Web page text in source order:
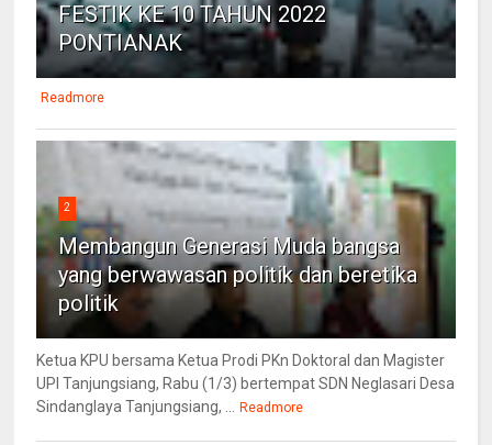
FESTIK KE 10 TAHUN 2022
PONTIANAK
Readmore
2
Membangun Generasi Muda bangsa
yang berwawasan politik dan beretika
politik
Ketua KPU bersama Ketua Prodi PKn Doktoral dan Magister
UPI Tanjungsiang, Rabu (1/3) bertempat SDN Neglasari Desa
Sindanglaya Tanjungsiang, ... Readmore